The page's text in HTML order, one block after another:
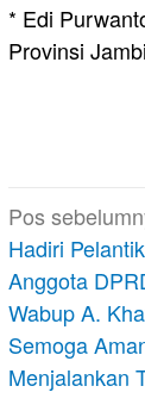
* Edi
Provinsi Jambi
Navigasi
pos
Pos
Hadiri
Anggota
Wabup A.
Semoga
Menjalankan